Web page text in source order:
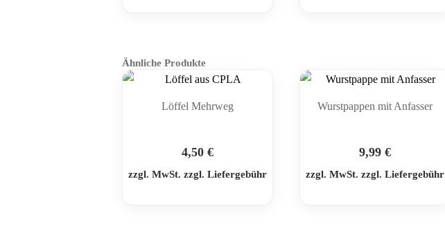
Ähnliche Produkte
Löffel Mehrweg
4,50€
zzgl. MwSt. zzgl. Liefergebühr
Wurstpappen mit Anfasser
9,99€
zzgl. MwSt. zzgl. Liefergebühr